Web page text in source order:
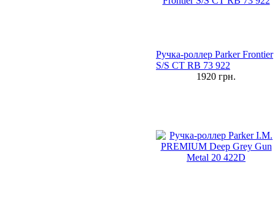
Ручка-роллер Parker Frontier
S/S CT RB 73 922
1920 грн.